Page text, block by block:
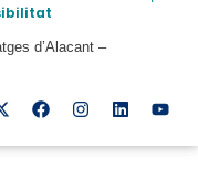
d’Alacant –